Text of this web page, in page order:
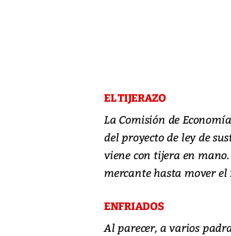
EL TIJERAZO
La Comisión de
del proyecto de ley de
viene con tijera en
mercante hasta mover
ENFRIADOS
Al parecer, a varios